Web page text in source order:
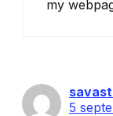
my
5